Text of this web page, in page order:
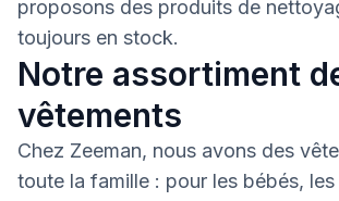
proposons des produits de
toujours en stock.
Notre assortiment
vêtements
Chez Zeeman, nous avons des
toute la famille : pour les bébés,